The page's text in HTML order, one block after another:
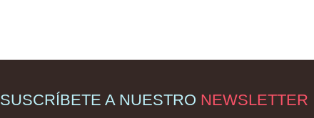
SUSCRÍBETE A NUESTRO NEWSLETTER